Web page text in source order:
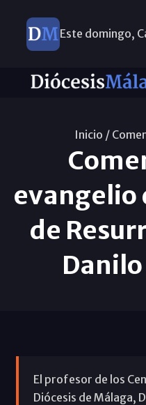
Este domingo,
Inicio /
evangelio
de
El profesor de los
Diócesis de Málaga,